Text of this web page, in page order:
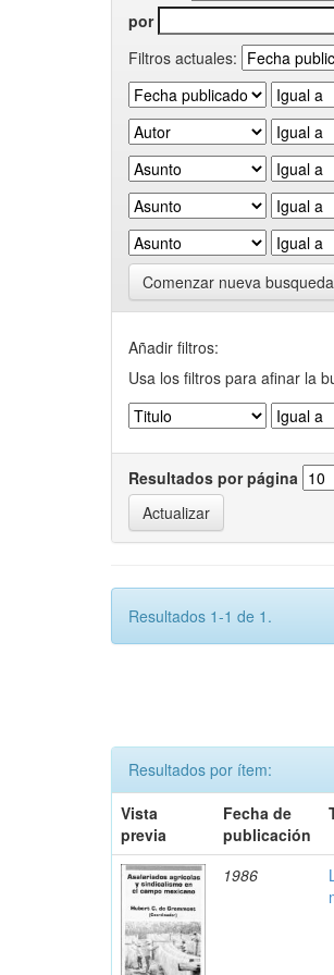
por
Filtros actuales:
Comenzar nueva busqueda
Añadir filtros:
Usa los filtros para afinar la
Resultados por página
Resultados 1-1 de 1.
Resultados por ítem:
Vista
previa
Fecha de
publicación
1986